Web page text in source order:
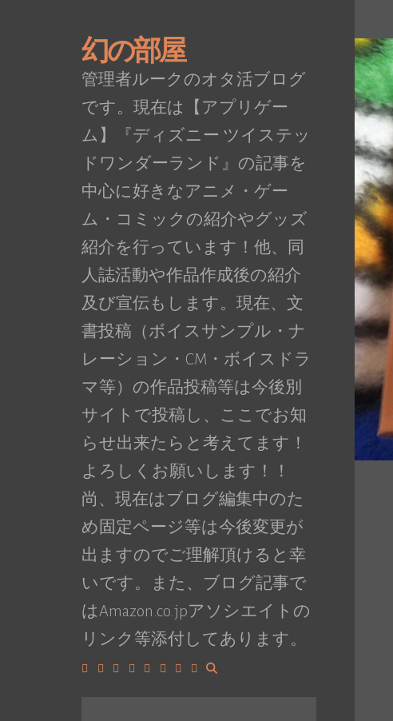
幻の部屋
管理者ルークのオタ活ブログ
です。現在は【アプリゲー
ム】『ディズニー ツイステッ
ドワンダーランド』の記事を
中心に好きなアニメ・ゲー
ム・コミックの紹介やグッズ
紹介を行っています！他、同
人誌活動や作品作成後の紹介
及び宣伝もします。現在、文
書投稿（ボイスサンプル・ナ
レーション・CM・ボイスドラ
マ等）の作品投稿等は今後別
サイトで投稿し、ここでお知
らせ出来たらと考えてます！
よろしくお願いします！！
尚、現在はブログ編集中のた
め固定ページ等は今後変更が
出ますのでご理解頂けると幸
いです。また、ブログ記事で
はAmazon.co.jpアソシエイトの
リンク等添付してあります。